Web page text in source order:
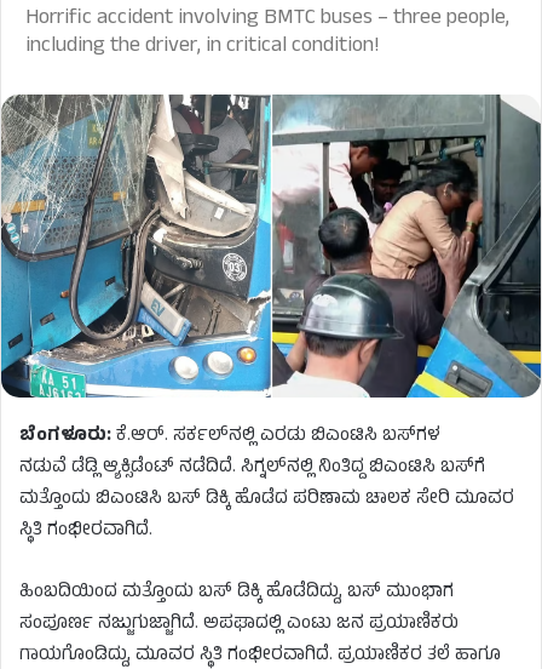
Horrific accident involving BMTC buses – three people,
including the driver, in critical condition!
ಬೆಂಗಳೂರು:ಕೆ.ಆರ್. ಸರ್ಕಲ್‌ನಲ್ಲಿ ಎರಡು ಬಿಎಂಟಿಸಿ ಬಸ್‌ಗಳ
ನಡುವೆ ಡೆಡ್ಲಿ ಆ್ಯಕ್ಸಿಡೆಂಟ್ ನಡೆದಿದೆ. ಸಿಗ್ನಲ್‌ನಲ್ಲಿ ನಿಂತಿದ್ದ ಬಿಎಂಟಿಸಿ ಬಸ್‌ಗೆ
ಮತ್ತೊಂದು ಬಿಎಂಟಿಸಿ ಬಸ್ ಡಿಕ್ಕಿ ಹೊಡೆದ ಪರಿಣಾಮ ಚಾಲಕ ಸೇರಿ ಮೂವರ
ಸ್ಥಿತಿ ಗಂಭೀರವಾಗಿದೆ.
ಹಿಂಬದಿಯಿಂದ ಮತ್ತೊಂದು ಬಸ್ ಡಿಕ್ಕಿ ಹೊಡೆದಿದ್ದು, ಬಸ್ ಮುಂಭಾಗ
ಸಂಪೂರ್ಣ ನಜ್ಜುಗುಜ್ಜಾಗಿದೆ. ಅಪಘಾದಲ್ಲಿ ಎಂಟು ಜನ ಪ್ರಯಾಣಿಕರು
ಗಾಯಗೊಂಡಿದ್ದು, ಮೂವರ ಸ್ಥಿತಿ ಗಂಭೀರವಾಗಿದೆ. ಪ್ರಯಾಣಿಕರ ತಲೆ ಹಾಗೂ